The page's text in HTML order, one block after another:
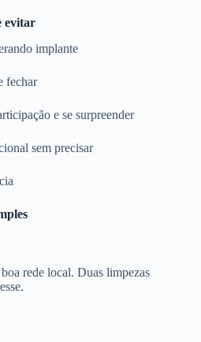
evitar
implante
fechar
e se surpreender
sem precisar
rede local. Duas limpezas